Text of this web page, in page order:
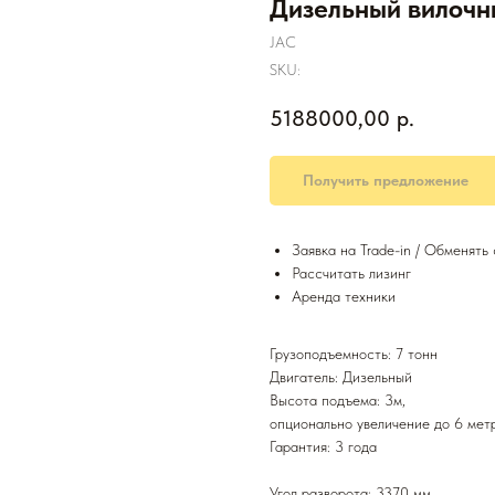
Дизельный
JAC
SKU:
5188000,00 р.
Получить предложение
Заявка на Trade-in / Обменять
Рассчитать лизинг
Аренда техники
Грузоподъемность: 7 тонн
Двигатель: Дизельный
Высота подъема: 3м,
опционально увеличение до 6
Гарантия: 3 года